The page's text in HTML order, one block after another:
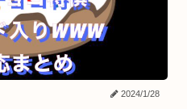
2024/1/28